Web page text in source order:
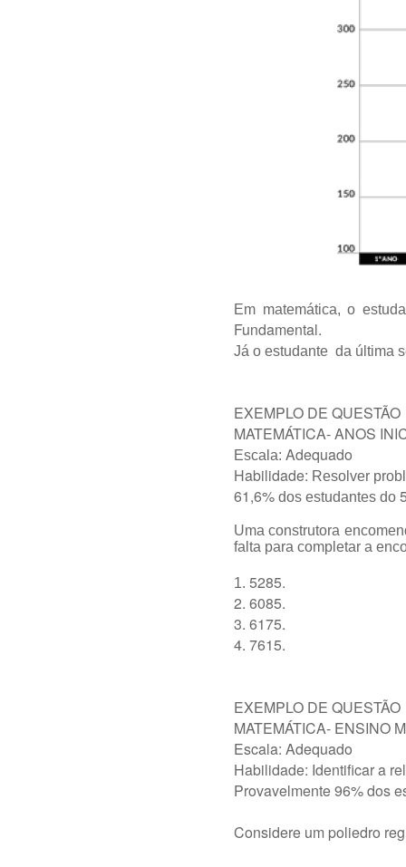
Em matemática, o
Fundamental.
Já o estudante da última
EXEMPLO DE QUESTÃO
MATEMÁTICA- ANOS
Escala: Adequado
Habilidade: Resolver
61,6% dos estudantes do
Uma construtora
falta para completar a
1. 5285.
2. 6085.
3. 6175.
4. 7615.
EXEMPLO DE QUESTÃO
MATEMÁTICA- ENSINO
Escala: Adequado
Habilidade: Identificar a
Provavelmente96%dos
Considere um poliedro